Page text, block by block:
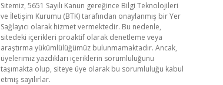
Sitemiz, 5651 Sayılı Kanun gereğince Bilgi Teknolojileri
ve İletişim Kurumu (BTK) tarafından onaylanmış bir Yer
Sağlayıcı olarak hizmet vermektedir. Bu nedenle,
sitedeki içerikleri proaktif olarak denetleme veya
araştırma yükümlülüğümüz bulunmamaktadır. Ancak,
üyelerimiz yazdıkları içeriklerin sorumluluğunu
taşımakta olup, siteye üye olarak bu sorumluluğu kabul
etmiş sayılırlar.